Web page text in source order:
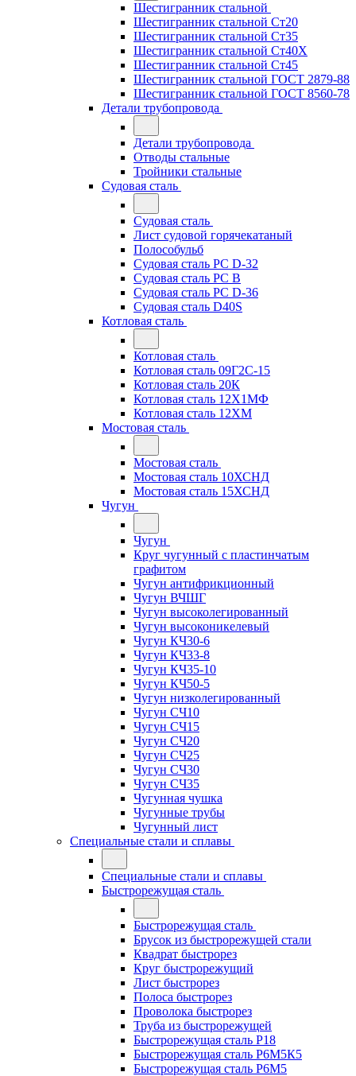
Шестигранник стальной
Шестигранник стальной Ст20
Шестигранник стальной Ст35
Шестигранник стальной Ст40Х
Шестигранник стальной Ст45
Шестигранник стальной ГОСТ 2879-88
Шестигранник стальной ГОСТ 8560-78
Детали трубопровода
Детали трубопровода
Отводы стальные
Тройники стальные
Судовая сталь
Судовая сталь
Лист судовой горячекатаный
Полособульб
Судовая сталь РС D-32
Судовая сталь РС В
Судовая сталь РС D-36
Судовая сталь D40S
Котловая сталь
Котловая сталь
Котловая сталь 09Г2С-15
Котловая сталь 20К
Котловая сталь 12Х1МФ
Котловая сталь 12ХМ
Мостовая сталь
Мостовая сталь
Мостовая сталь 10ХСНД
Мостовая сталь 15ХСНД
Чугун
Чугун
Круг чугунный с пластинчатым
графитом
Чугун антифрикционный
Чугун ВЧШГ
Чугун высоколегированный
Чугун высоконикелевый
Чугун КЧ30-6
Чугун КЧ33-8
Чугун КЧ35-10
Чугун КЧ50-5
Чугун низколегированный
Чугун СЧ10
Чугун СЧ15
Чугун СЧ20
Чугун СЧ25
Чугун СЧ30
Чугун СЧ35
Чугунная чушка
Чугунные трубы
Чугунный лист
Специальные стали и сплавы
Специальные стали и сплавы
Быстрорежущая сталь
Быстрорежущая сталь
Брусок из быстрорежущей стали
Квадрат быстрорез
Круг быстрорежущий
Лист быстрорез
Полоса быстрорез
Проволока быстрорез
Труба из быстрорежущей
Быстрорежущая сталь Р18
Быстрорежущая сталь Р6М5К5
Быстрорежущая сталь Р6М5